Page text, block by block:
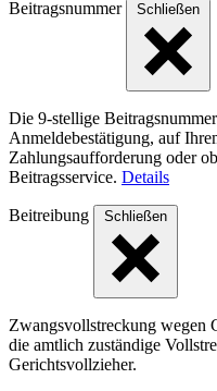
Beitragsnummer Schließen
Die 9-stellige
Anmeldebestätigung, auf
Zahlungsaufforderung oder
Beitragsservice. Details
Beitreibung Schließen
Zwangsvollstreckung wegen
die amtlich zuständige
Gerichtsvollzieher.